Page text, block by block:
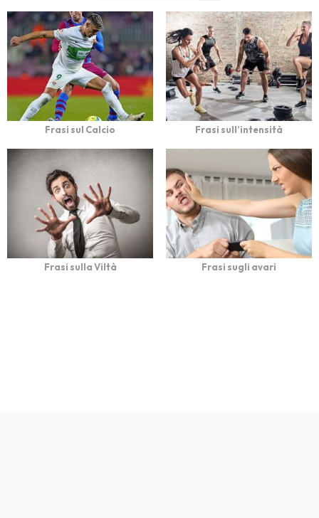
Frasi sul Calcio Frasi sull’intensità
Frasi sulla Viltà Frasi sugli avari